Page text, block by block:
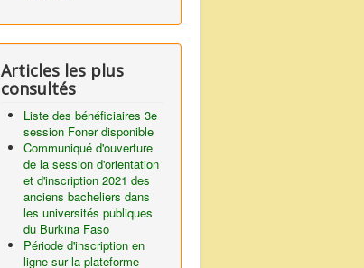
Articles les plus
consultés
Liste des bénéficiaires 3e
session Foner disponible
Communiqué d'ouverture
de la session d'orientation
et d'inscription 2021 des
anciens bacheliers dans
les universités publiques
du Burkina Faso
Période d'inscription en
ligne sur la plateforme